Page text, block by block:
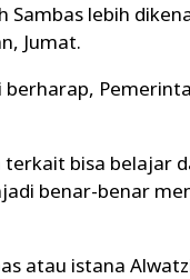
Sambas lebih
Jumat.
berharap,
bisa belajar
benar-benar
atau istana